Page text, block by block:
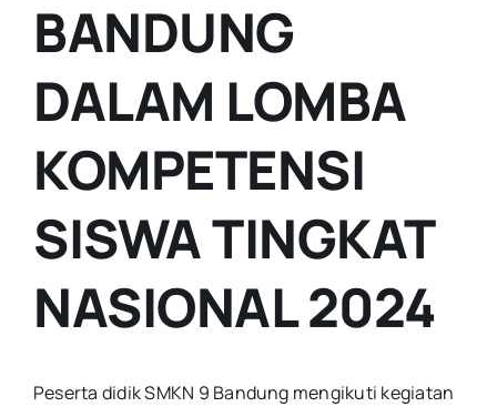
BANDUNG
DALAM LOMBA
KOMPETENSI
SISWA TINGKAT
NASIONAL 2024
Peserta didik SMKN 9 Bandung mengikuti kegiatan